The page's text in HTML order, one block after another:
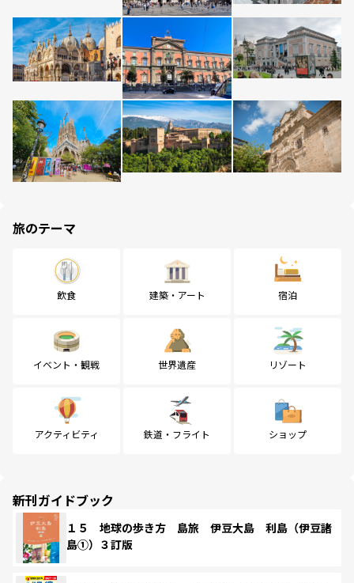
旅のテーマ
飲食 建築・アート 宿泊
イベント・観戦 世界遺産 リゾート
アクティビティ 鉄道・フライト ショップ
新刊ガイドブック
１５ 地球の歩き方 島旅 伊豆大島 利島（伊豆諸
島①）３訂版